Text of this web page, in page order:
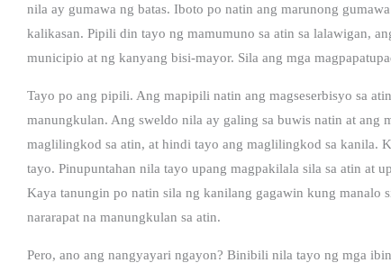
nila ay gumawa ng batas. Iboto po natin ang marunong
kalikasan. Pipili din tayo ng mamumuno sa atin sa lalawigan,
municipio at ng kanyang bisi-mayor. Sila ang mga
Tayo po ang pipili. Ang mapipili natin ang magseserbisyo sa
manungkulan. Ang sweldo nila ay galing sa buwis natin at ang
maglilingkod sa atin, at hindi tayo ang maglilingkod sa kanila.
tayo. Pinupuntahan nila tayo upang magpakilala sila sa atin at
Kaya tanungin po natin sila ng kanilang gagawin kung manalo
nararapat na manungkulan sa atin.
Pero, ano ang nangyayari ngayon? Binibili nila tayo ng mga